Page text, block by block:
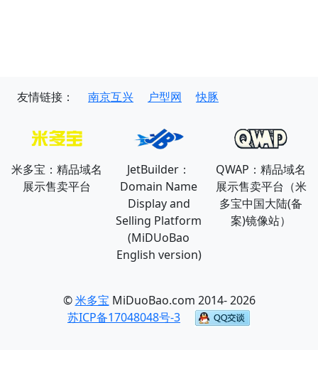
友情链接： 南京互兴 户型网 快豚
米多宝：精品域名
展示售卖平台
JetBuilder：
Domain Name
Display and
Selling Platform
(MiDUoBao
English version)
QWAP：精品域名
展示售卖平台（米
多宝中国大陆(备
案)镜像站）
©米多宝 MiDuoBao.com 2014- 2026
苏ICP备17048048号-3